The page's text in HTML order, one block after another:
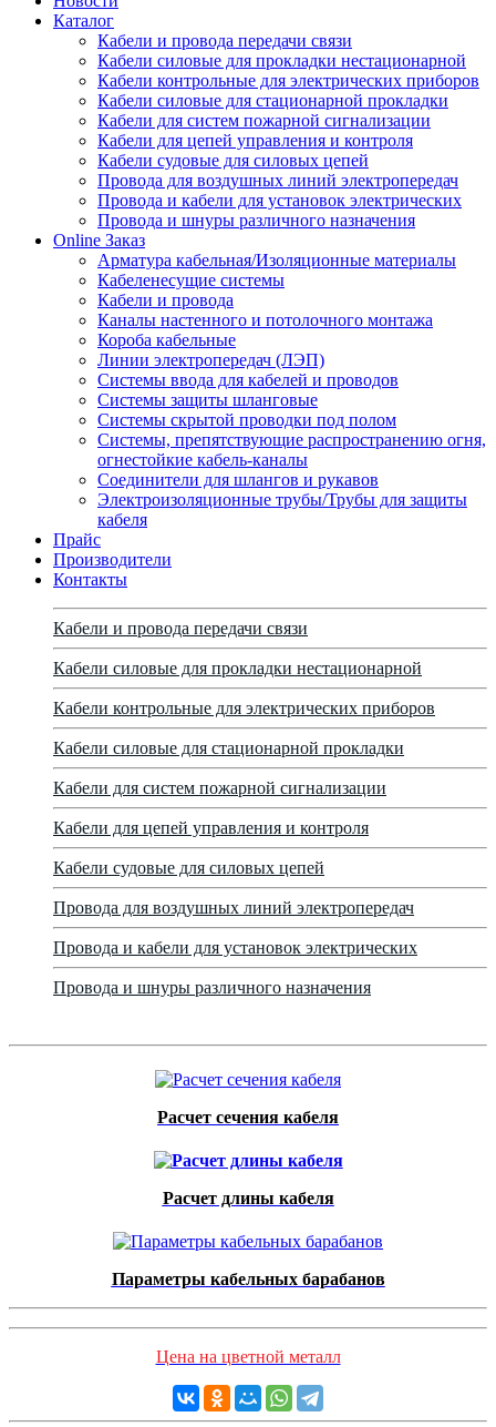
Каталог
Кабели и провода передачи связи
Кабели силовые для прокладки нестационарной
Кабели контрольные для электрических приборов
Кабели силовые для стационарной прокладки
Кабели для систем пожарной сигнализации
Кабели для цепей управления и контроля
Кабели судовые для силовых цепей
Провода для воздушных линий электропередач
Провода и кабели для установок электрических
Провода и шнуры различного назначения
Online Заказ
Арматура кабельная/Изоляционные материалы
Кабеленесущие системы
Кабели и провода
Каналы настенного и потолочного монтажа
Короба кабельные
Линии электропередач (ЛЭП)
Системы ввода для кабелей и проводов
Системы защиты шланговые
Системы скрытой проводки под полом
Системы, препятствующие распространению огня,
огнестойкие кабель-каналы
Соединители для шлангов и рукавов
Электроизоляционные трубы/Трубы для защиты
кабеля
Прайс
Производители
Контакты
Кабели и провода передачи связи
Кабели силовые для прокладки нестационарной
Кабели контрольные для электрических приборов
Кабели силовые для стационарной прокладки
Кабели для систем пожарной сигнализации
Кабели для цепей управления и контроля
Кабели судовые для силовых цепей
Провода для воздушных линий электропередач
Провода и кабели для установок электрических
Провода и шнуры различного назначения
Расчет сечения кабеля
Расчет длины кабеля
Параметры кабельных барабанов
Цена на цветной металл